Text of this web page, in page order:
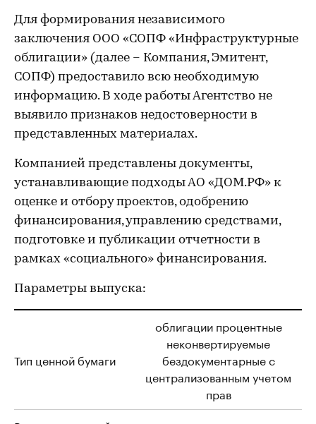
Для формирования независимого
заключения ООО «СОПФ «Инфраструктурные
облигации» (далее – Компания, Эмитент,
СОПФ) предоставило всю необходимую
информацию. В ходе работы Агентство не
выявило признаков недостоверности в
представленных материалах.
Компанией представлены документы,
устанавливающие подходы АО «ДОМ.РФ» к
оценке и отбору проектов, одобрению
финансирования, управлению средствами,
подготовке и публикации отчетности в
рамках «социального» финансирования.
Параметры выпуска:
Тип ценной бумаги
облигации процентные
неконвертируемые
бездокументарные с
централизованным учетом
прав